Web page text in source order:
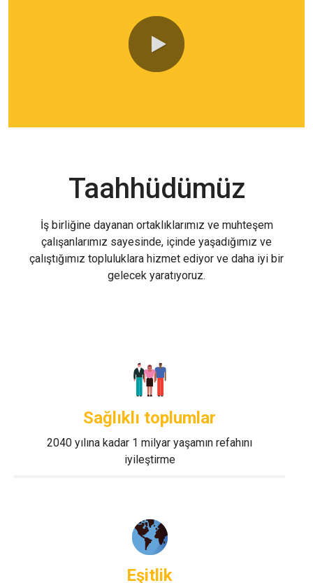
Taahhüdümüz
İş birliğine dayanan ortaklıklarımız ve muhteşem
çalışanlarımız sayesinde, içinde yaşadığımız ve
çalıştığımız topluluklara hizmet ediyor ve daha iyi bir
gelecek yaratıyoruz.
Sağlıklı toplumlar
2040 yılına kadar 1 milyar yaşamın refahını
iyileştirme
Eşitlik